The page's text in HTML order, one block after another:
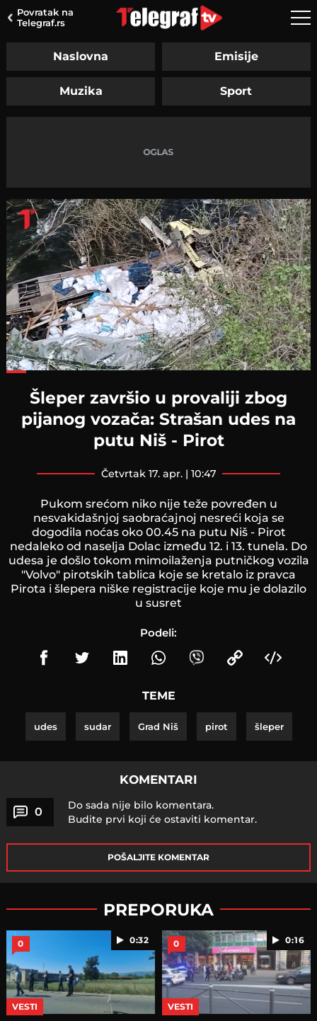
Povratak na
Telegraf.rs
Naslovna Emisije
Muzika Sport
Šleper završio u provaliji zbog
pijanog vozača: Strašan udes na
putu Niš - Pirot
četvrtak 17. apr. | 10:47
Pukom srećom niko nije teže povređen u
nesvakidašnjoj saobraćajnoj nesreći koja se
dogodila noćas oko 00.45 na putu Niš - Pirot
nedaleko od naselja Dolac između 12. i 13. tunela. Do
udesa je došlo tokom mimoilaženja putničkog vozila
"Volvo" pirotskih tablica koje se kretalo iz pravca
Pirota i šlepera niške registracije koje mu je dolazilo
u susret
Podeli:
TEME
udes sudar Grad Niš pirot šleper
KOMENTARI
0
Do sada nije bilo komentara.
Budite prvi koji će ostaviti komentar.
POŠALJITE KOMENTAR
PREPORUKA
0:32
0
VESTI
0:16
0
VESTI